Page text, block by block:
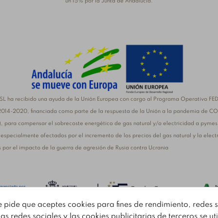
SL ha recibido una ayuda de la Unión Europea con cargo al Programa Operativo
2020, financiada como parte de la respuesta de la Unión a la pandemia de
para compensar el sobrecoste energético de gas natural y/o electricidad a
afectados por el incremento de los precios del gas natural y la
por el impacto de la guerra de agresión de Rusia contra Ucrania
S.L. ha recibido una ayuda de la Unión Europea con cargo al Programa FEMPA
pide que aceptes cookies para fines de rendimiento, redes
redes sociales y las cookies publicitarias de terceros se